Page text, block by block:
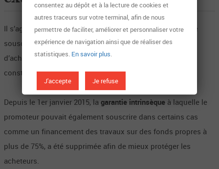
Il s’agit de la caution à laquelle le promoteur est obligé de
souscrire dans le cadre d’une vente en l’état futur
d’achèvement (VEFA), afin d’assurer le financement de la
construction s’il venait à ne plus pouvoir l’assumer.
Depuis le 1er janvier 2015, la garantie intrinsèque à laquelle le
promoteur pouvait également souscrire dans certains cas
comme un financement des travaux sur des fonds propres à
plus de 75%, a été supprimée afin de mieux protéger les
acheteurs.
consentez au dépôt et à la lecture de cookies et
autres traceurs sur votre terminal, afin de nous
permettre de faciliter, améliorer et personnaliser votre
expérience de navigation ainsi que de réaliser des
statistiques. En savoir plus
J'accepte Je refuse